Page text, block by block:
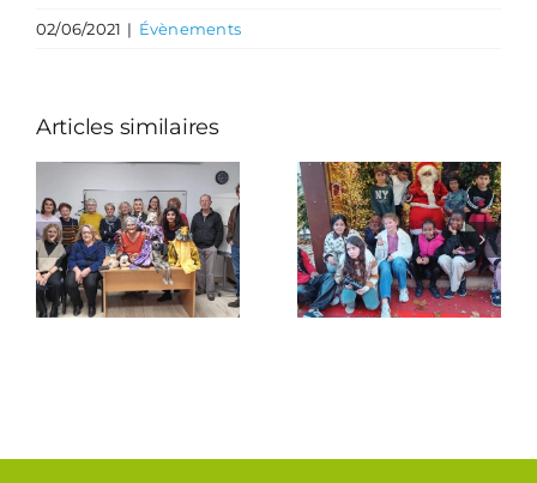
02/06/2021 | Évènements
Articles similaires